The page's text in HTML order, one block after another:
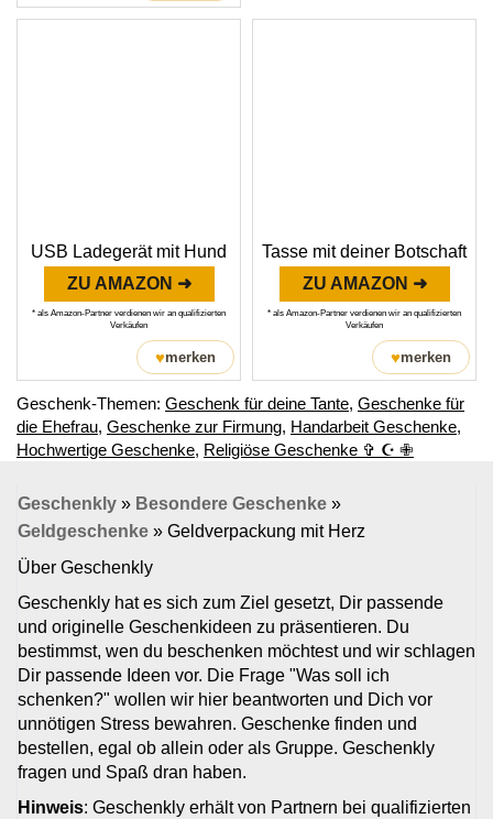
USB Ladegerät mit Hund
ZU AMAZON ➜
* als Amazon-Partner verdienen wir an qualifizierten
Verkäufen
♥merken
Tasse mit deiner Botschaft
ZU AMAZON ➜
* als Amazon-Partner verdienen wir an qualifizierten
Verkäufen
♥merken
Geschenk-Themen: Geschenk für deine Tante, Geschenke für
die Ehefrau, Geschenke zur Firmung, Handarbeit Geschenke,
Hochwertige Geschenke, Religiöse Geschenke ✞ ☪ ✙
Geschenkly » Besondere Geschenke »
Geldgeschenke » Geldverpackung mit Herz
Über Geschenkly
Geschenkly hat es sich zum Ziel gesetzt, Dir passende
und originelle Geschenkideen zu präsentieren. Du
bestimmst, wen du beschenken möchtest und wir schlagen
Dir passende Ideen vor. Die Frage "Was soll ich
schenken?" wollen wir hier beantworten und Dich vor
unnötigen Stress bewahren. Geschenke finden und
bestellen, egal ob allein oder als Gruppe. Geschenkly
fragen und Spaß dran haben.
Hinweis: Geschenkly erhält von Partnern bei qualifizierten